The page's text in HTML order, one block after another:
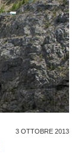
3 OTTOBRE 2013